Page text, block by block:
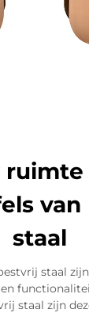
ruimte
staal
staal
staal zijn